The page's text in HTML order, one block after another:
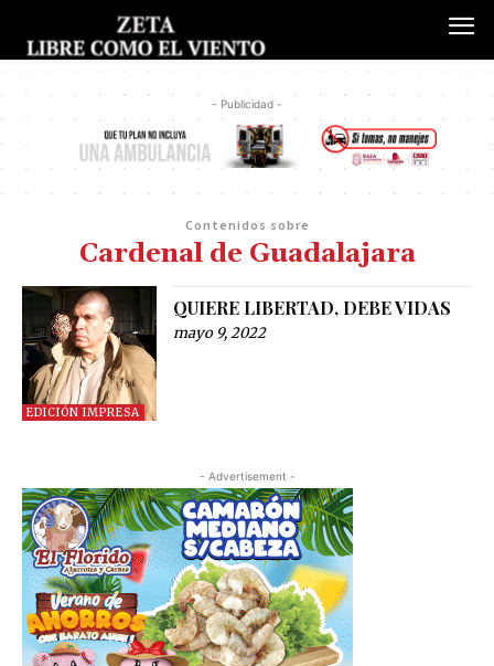
- Publicidad -
Contenidos sobre
Cardenal de Guadalajara
EDICIÓN IMPRESA
QUIERE LIBERTAD, DEBE VIDAS
mayo 9, 2022
- Advertisement -